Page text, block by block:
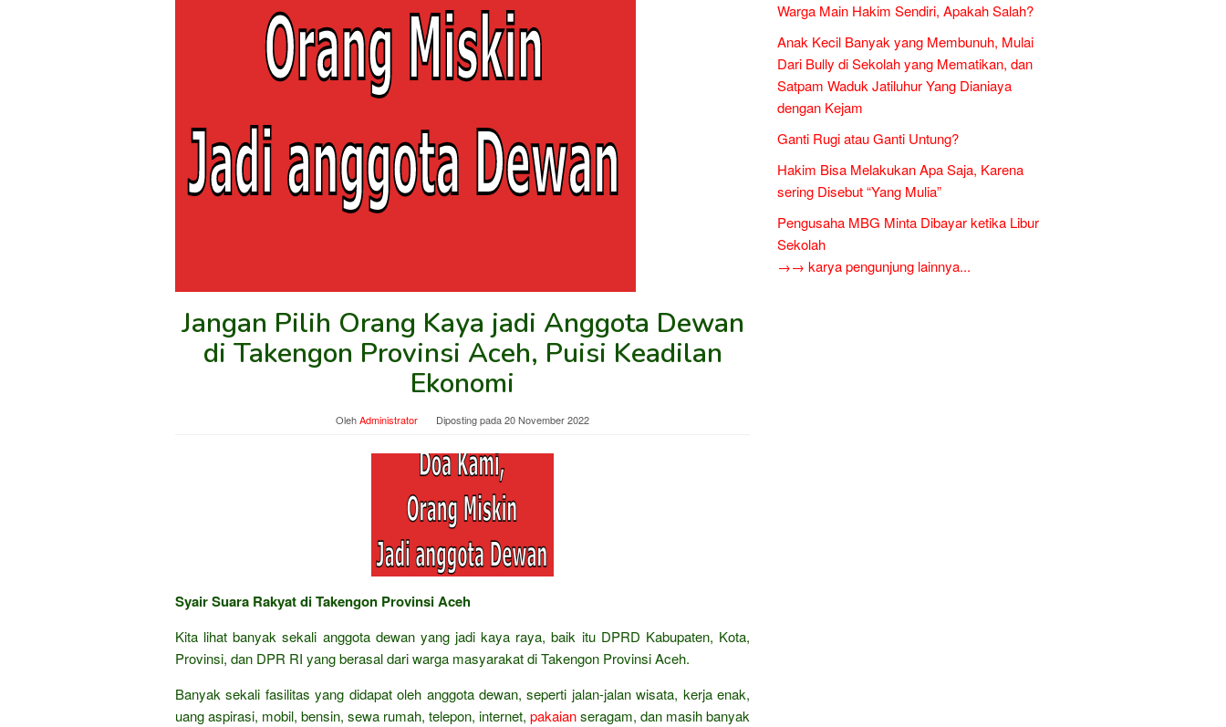
Jangan Pilih Orang Kaya jadi Anggota Dewan
di Takengon Provinsi Aceh, Puisi Keadilan
Ekonomi
OlehAdministrator Diposting pada20 November 2022
Syair Suara Rakyat di Takengon Provinsi Aceh
Kita lihat banyak sekali anggota dewan yang jadi kaya raya, baik itu DPRD Kabupaten, Kota,
Provinsi, dan DPR RI yang berasal dari warga masyarakat di Takengon Provinsi Aceh.
Banyak sekali fasilitas yang didapat oleh anggota dewan, seperti jalan-jalan wisata, kerja enak,
uang aspirasi, mobil, bensin, sewa rumah, telepon, internet, pakaianseragam, dan masih banyak
Warga Main Hakim Sendiri, Apakah Salah?
Anak Kecil Banyak yang Membunuh, Mulai
Dari Bully di Sekolah yang Mematikan, dan
Satpam Waduk Jatiluhur Yang Dianiaya
dengan Kejam
Ganti Rugi atau Ganti Untung?
Hakim Bisa Melakukan Apa Saja, Karena
sering Disebut “Yang Mulia”
Pengusaha MBG Minta Dibayar ketika Libur
Sekolah
→→ karya pengunjung lainnya...